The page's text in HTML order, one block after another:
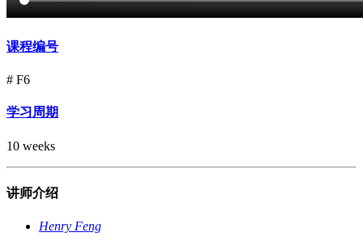
课程编号
# F6
学习周期
10 weeks
讲师介绍
Henry Feng